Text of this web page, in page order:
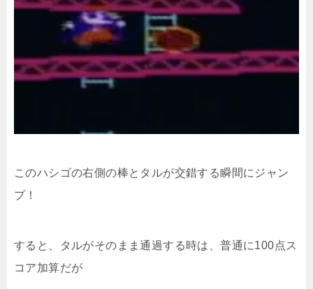
このハシゴの右側の棒とタルが交錯する瞬間にジャン
プ！
すると、タルがそのまま通過する時は、普通に100点ス
コア加算だが